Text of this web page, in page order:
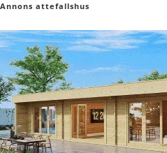
Annons attefallshus